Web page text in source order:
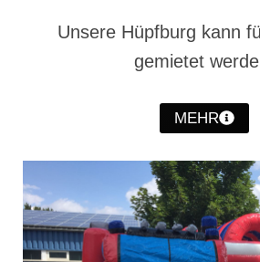
Staffellöschfahrzeug StLF
Tanklöschfahrzeug TLF
Rüstwagen RW 1
Gerätewagen Logistik
Tanklöschfahrzeug TLF
Gerätewagen Gefahrgut
Unsere Hüpfburg kann
gemietet
MEHR